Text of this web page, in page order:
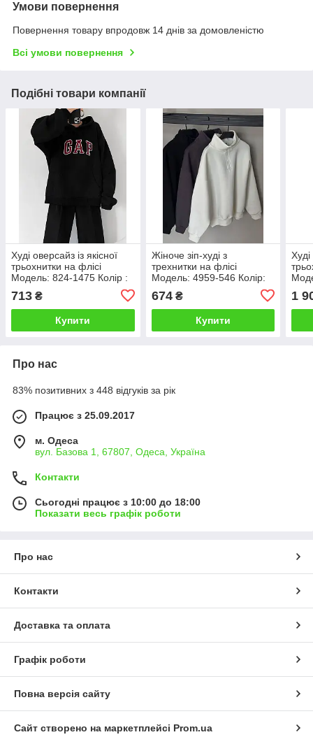
Умови повернення
Повернення товару впродовж 14 днів за домовленістю
Всі умови повернення
Подібні товари компанії
Худі оверсайз із якісної
трьохнитки на флісі
Модель: 824-1475 Колір :
чорний
713 ₴
Купити
Жіноче зіп-худі з
трехнитки на флісі
Модель: 4959-546 Колір:
674₴
Купити
1
Про нас
83% позитивних з 448 відгуків за рік
Працює з 25.09.2017
м. Одеса
вул. Базова 1, 67807, Одеса, Україна
Контакти
Сьогодні працює з 10:00 до 18:00
Показати весь графік роботи
Про нас
Контакти
Доставка та оплата
Графік роботи
Повна версія сайту
Сайт створено на маркетплейсі Prom.ua